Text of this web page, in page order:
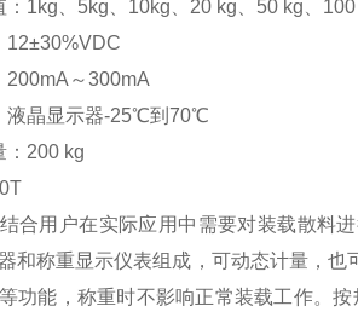
：1kg、5kg、10kg、20 kg、50 kg、100
12±30%VDC
200mA～300mA
液晶显示器-25℃到70℃
：200 kg
合用户在实际应用中需要对装载散料
和称重显示仪表组成，可动态计量，
功能，称重时不影响正常装载工作。